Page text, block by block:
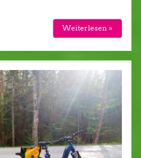
Weiterlesen »